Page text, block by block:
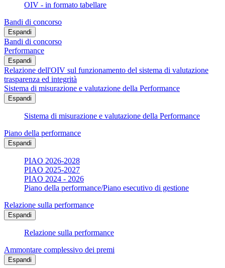
OIV - in formato tabellare
Bandi di concorso
Espandi
Bandi di concorso
Performance
Espandi
Relazione dell'OIV sul funzionamento del sistema di valutazione
trasparenza ed integrità
Sistema di misurazione e valutazione della Performance
Espandi
Sistema di misurazione e valutazione della Performance
Piano della performance
Espandi
PIAO 2026-2028
PIAO 2025-2027
PIAO 2024 - 2026
Piano della performance/Piano esecutivo di gestione
Relazione sulla performance
Espandi
Relazione sulla performance
Ammontare complessivo dei premi
Espandi